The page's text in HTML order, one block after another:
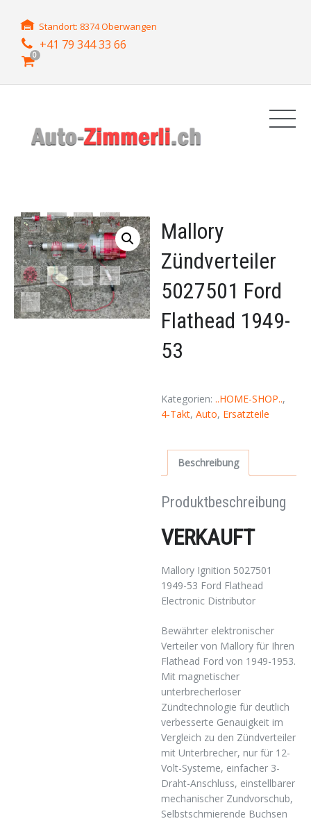
Standort: 8374 Oberwangen
+41 79 344 33 66
0
Mallory
Zündverteiler
5027501 Ford
Flathead 1949-
53
Kategorien:..HOME-SHOP..,
4-Takt,Auto, Ersatzteile
Beschreibung
Produktbeschreibung
VERKAUFT
Mallory Ignition 5027501
1949-53 Ford Flathead
Electronic Distributor
Bewährter elektronischer
Verteiler von Mallory für Ihren
Flathead Ford von 1949-1953.
Mit magnetischer
unterbrecherloser
Zündtechnologie für deutlich
verbesserte Genauigkeit im
Vergleich zu den Zündverteiler
mit Unterbrecher, nur für 12-
Volt-Systeme, einfacher 3-
Draht-Anschluss, einstellbarer
mechanischer Zundvorschub,
Selbstschmierende Buchsen